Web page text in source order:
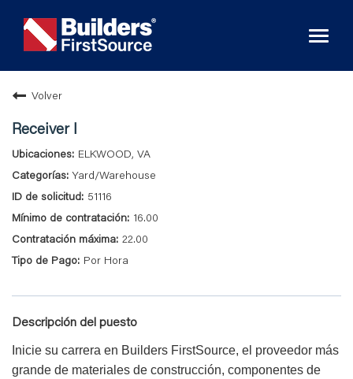
Volver
Receiver I
ELKWOOD, VA
Yard/Warehouse
51116
16.00
22.00
Por Hora
Descripción del puesto
Inicie su carrera en Builders FirstSource, el proveedor más
grande de materiales de construcción, componentes de